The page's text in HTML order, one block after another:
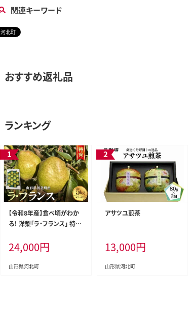
関連キーワード
河北町
おすすめ返礼品
ランキング
【令和8年産】食べ頃がわか
る！ 洋梨「ラ・フランス」 特秀
北町観光物産協会】
24,000円
山形県河北町
アサツユ煎茶
13,000円
山形県河北町